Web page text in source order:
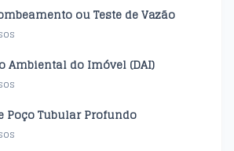
ou Teste de Vazão
Ambiental do Imóvel (DAI)
Poço Tubular Profundo